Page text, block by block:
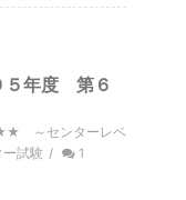
５年度 第６
～センターレベ
ー試験 /
1